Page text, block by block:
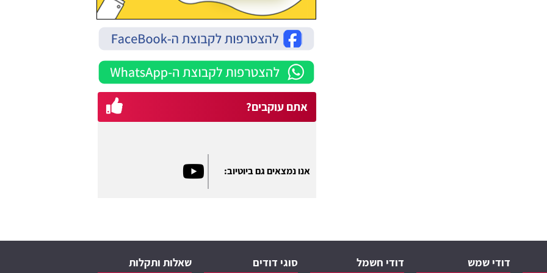
אתם עוקבים?
אנו נמצאים גם ביוטיוב:
דודי שמש דודי חשמל סוגי דודים שאלות ותקלות